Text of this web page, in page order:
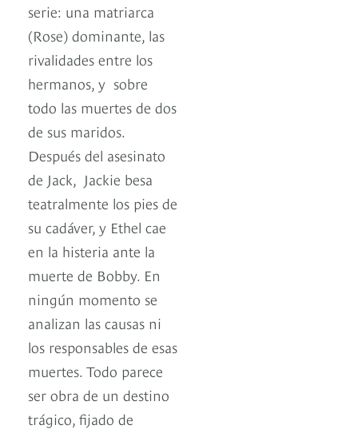
serie: una matriarca
(Rose) dominante, las
rivalidades entre los
hermanos, y sobre
todo las muertes de dos
de sus maridos.
Después del asesinato
de Jack, Jackie besa
teatralmente los pies de
su cadáver, y Ethel cae
en la histeria ante la
muerte de Bobby. En
ningún momento se
analizan las causas ni
los responsables de esas
muertes. Todo parece
ser obra de un destino
trágico, fijado de